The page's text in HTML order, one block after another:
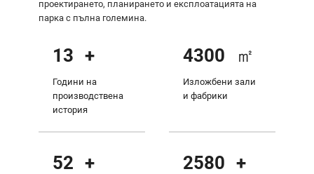
проектирането, планирането и експлоатацията на
парка с пълна големина.
15 +
Години на
производствена
история
5000 ㎡
Изложбени зали
и фабрики
60 + 3000 +